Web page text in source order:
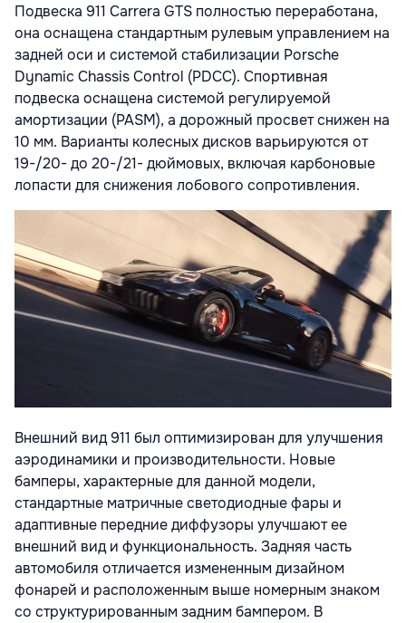
Подвеска 911 Carrera GTS полностью переработана,
она оснащена стандартным рулевым управлением на
задней оси и системой стабилизации Porsche
Dynamic Chassis Control (PDCC). Спортивная
подвеска оснащена системой регулируемой
амортизации (PASM), а дорожный просвет снижен на
10 мм. Варианты колесных дисков варьируются от
19-/20- до 20-/21- дюймовых, включая карбоновые
лопасти для снижения лобового сопротивления.
Внешний вид 911 был оптимизирован для улучшения
аэродинамики и производительности. Новые
бамперы, характерные для данной модели,
стандартные матричные светодиодные фары и
адаптивные передние диффузоры улучшают ее
внешний вид и функциональность. Задняя часть
автомобиля отличается измененным дизайном
фонарей и расположенным выше номерным знаком
со структурированным задним бампером. В